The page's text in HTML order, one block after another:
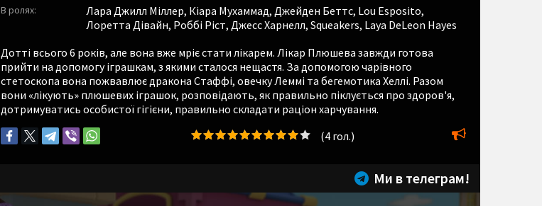
В ролях: Лара Джилл Міллер, Кіара Мухаммад, Джейден Беттс, Lou Esposito,
Лоретта Дівайн, Роббі Ріст, Джесс Харнелл, Squeakers, Laya DeLeon Hayes
Дотті всього 6 років, але вона вже мріє стати лікарем. Лікар Плюшева завжди готова
прийти на допомогу іграшкам, з якими сталося нещастя. За допомогою чарівного
стетоскопа вона пожвавлює дракона Стаффі, овечку Леммі та бегемотика Хеллі. Разом
вони «лікують» плюшевих іграшок, розповідають, як правильно піклується про здоров'я,
дотримуватись особистої гігієни, правильно складати раціон харчування.
(4гол.)
Ми в телеграм!